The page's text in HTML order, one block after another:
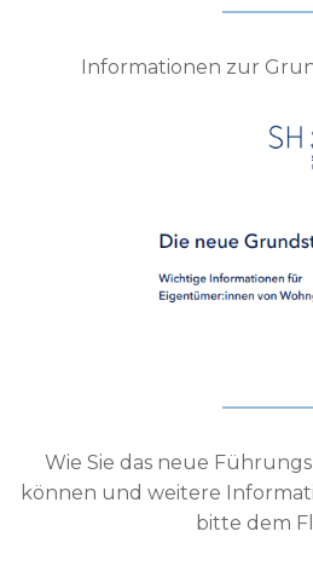
Informationen zur
Wie Sie das neue
können und weitere
bitte dem